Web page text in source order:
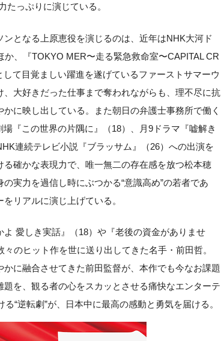
たっぷりに演じている。
となる上原恵役を演じるのは、近年はNHK大河ド
、『TOKYO MER〜走る緊急救命室〜CAPITAL CR
て目覚ましい躍進を遂げているファーストサマーウ
大好きだった仕事まで奪われながらも、理不尽に抗
に映し出している。また朝日の弁護士事務所で働く
『この世界の片隅に』（18）、月9ドラマ『嘘解き
連続テレビ小説『ブラッサム』（26）への出演を
確かな表現力で、唯一無二の存在感を放つ松本穂
実力を過信し時にぶつかる“意識高め”の若者であ
リアルに演じ上げている。
愛しき実話』（18）や『老後の資金がありませ
のヒット作を世に送り出してきた名手・前田哲。
に融合させてきた前田監督が、本作でも今なお課題
を、観る者の心をスカッとさせる痛快なエンターテ
“逆転劇”が、日本中に最高の感動と勇気を届ける。